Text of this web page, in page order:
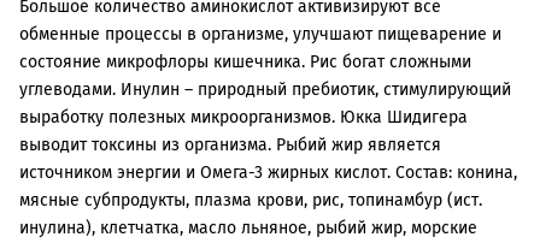
Большое количество аминокислот активизируют все
обменные процессы в организме, улучшают пищеварение и
состояние микрофлоры кишечника. Рис богат сложными
углеводами. Инулин – природный пребиотик, стимулирующий
выработку полезных микроорганизмов. Юкка Шидигера
выводит токсины из организма. Рыбий жир является
источником энергии и Омега-3 жирных кислот. Состав: конина,
мясные субпродукты, плазма крови, рис, топинамбур (ист.
инулина), клетчатка, масло льняное, рыбий жир, морские